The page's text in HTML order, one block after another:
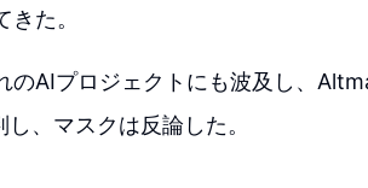
た。
のAIプロジェクトにも波及し、
、マスクは反論した。